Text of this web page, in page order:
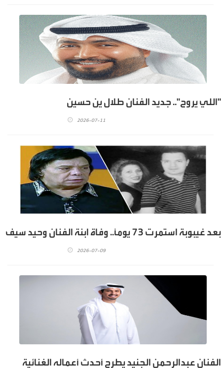
"اللي يروح".. جديد الفنان طلال ين حسين
2026-07-11
بعد غيبوبة استمرت 73 يوماً.. وفاة ابنة الفنان وحيد سيف
2026-07-09
الفنان عبدالرحمن الجنيد يطرح أحدث أعماله الغنائية